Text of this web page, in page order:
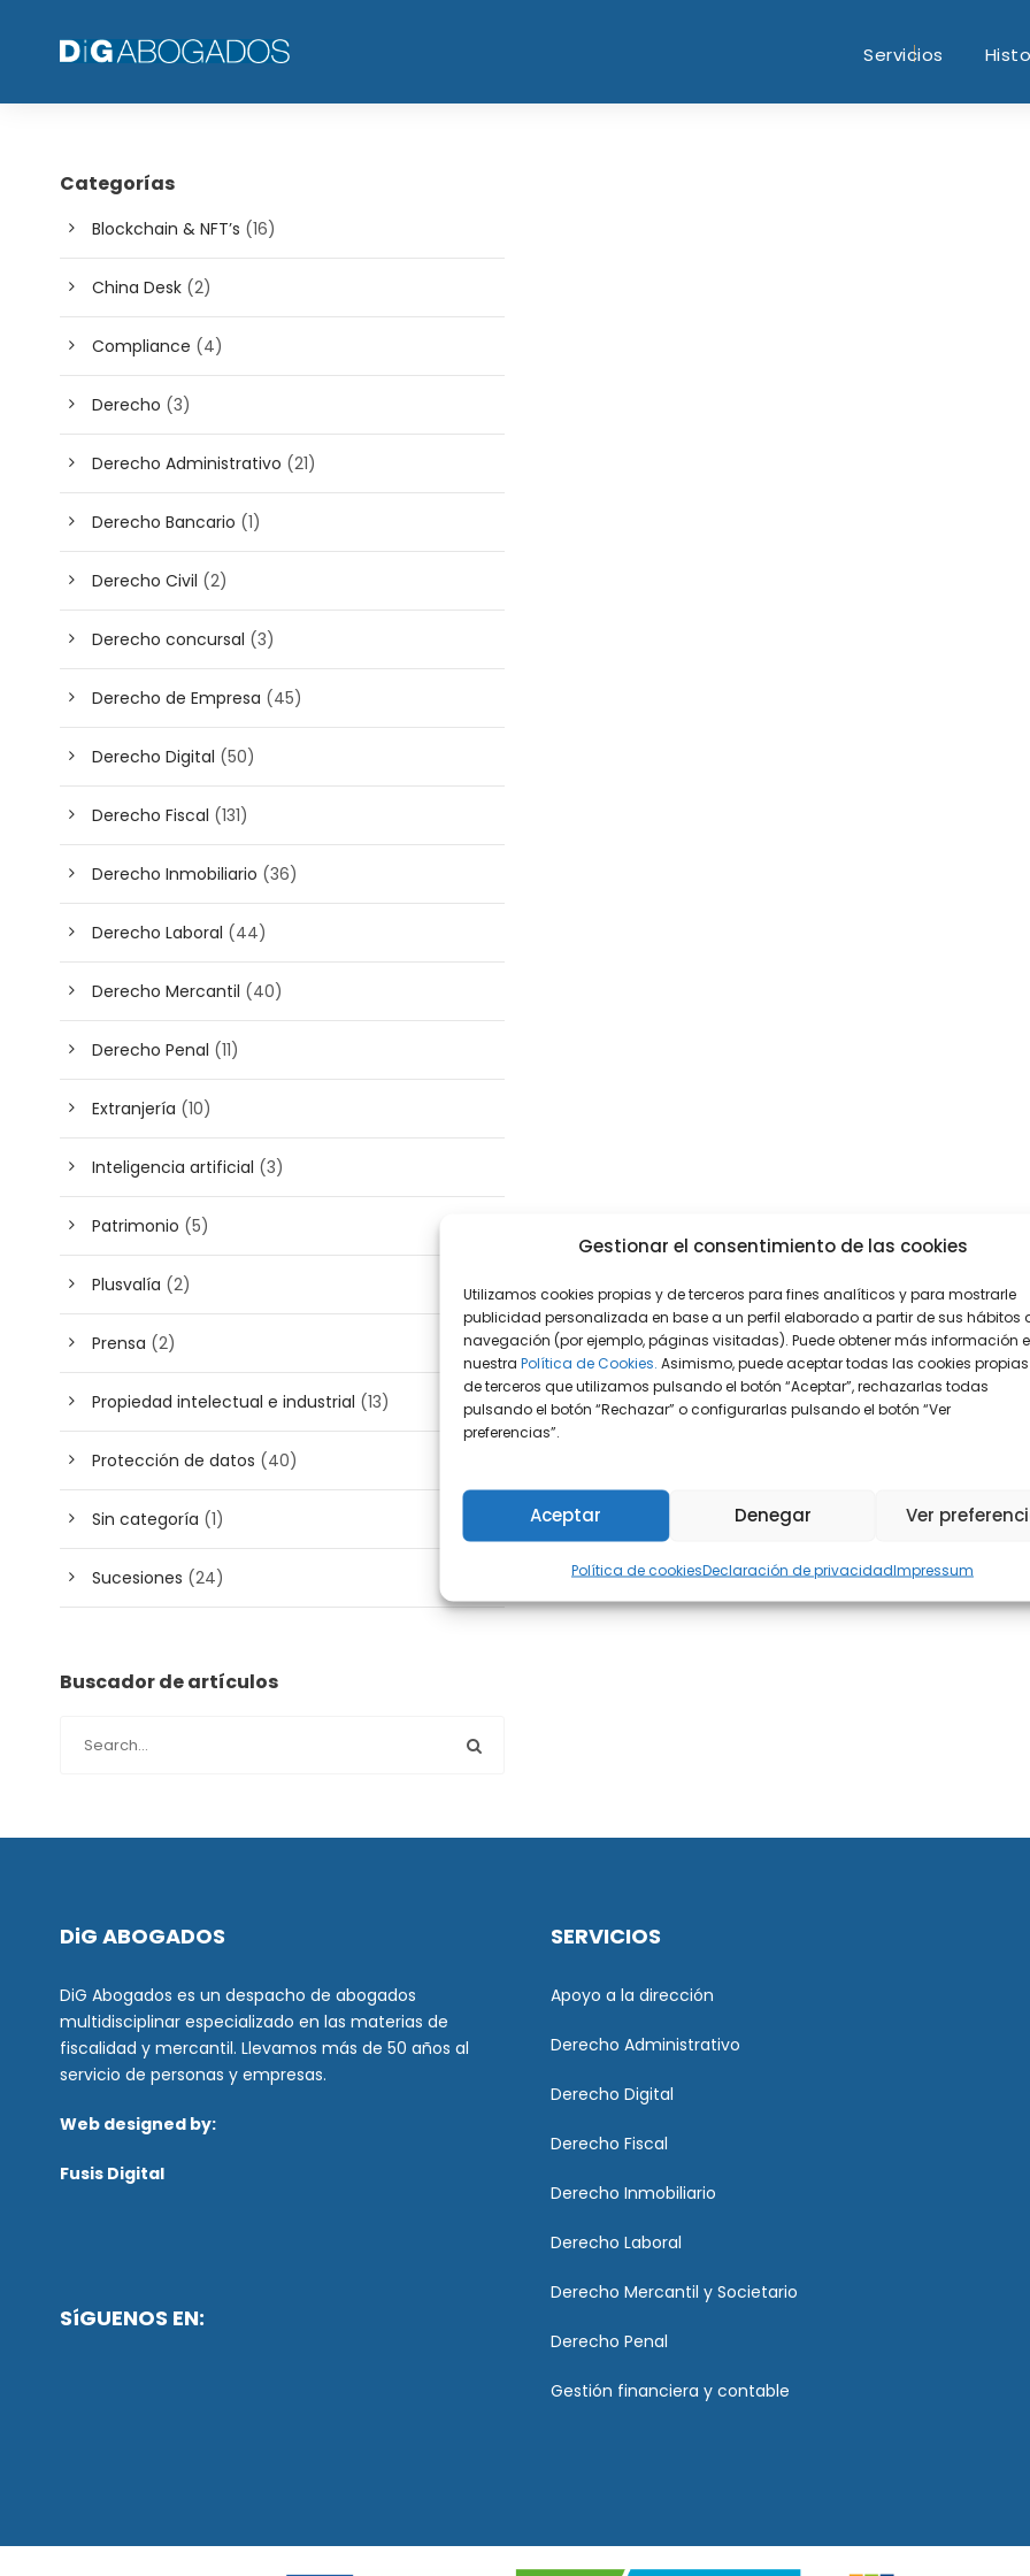
Gestionar el consentimiento de las cookies
Utilizamos cookies propias y de terceros para fines analíticos y para mostrarle
publicidad personalizada en base a un perfil elaborado a partir de sus hábitos
navegación (por ejemplo, páginas visitadas). Puede obtener más información
nuestra Política de Cookies. Asimismo, puede aceptar todas las cookies
de terceros que utilizamos pulsando el botón “Aceptar”, rechazarlas todas
pulsando el botón “Rechazar” o configurarlas pulsando el botón “Ver
preferencias”.
Aceptar Denegar Ver
Política de cookiesDeclaración de privacidadImpressum
Servicios
Categorías
Blockchain & NFT’s (16)
China Desk (2)
Compliance (4)
Derecho (3)
Derecho Administrativo (21)
Derecho Bancario (1)
Derecho Civil (2)
Derecho concursal (3)
Derecho de Empresa (45)
Derecho Digital (50)
Derecho Fiscal (131)
Derecho Inmobiliario (36)
Derecho Laboral (44)
Derecho Mercantil (40)
Derecho Penal (11)
Extranjería (10)
Inteligencia artificial (3)
Patrimonio (5)
Plusvalía (2)
Prensa (2)
Propiedad intelectual e industrial (13)
Protección de datos (40)
Sin categoría (1)
Sucesiones (24)
Buscador de artículos
DiG ABOGADOS
DiG Abogados es un despacho de abogados
multidisciplinar especializado en las materias de
fiscalidad y mercantil. Llevamos más de 50 años al
servicio de personas y empresas.
Web designed by:
Fusis Digital
SíGUENOS EN:
SERVICIOS
Apoyo a la dirección
Derecho Administrativo
Derecho Digital
Derecho Fiscal
Derecho Inmobiliario
Derecho Laboral
Derecho Mercantil y Societario
Derecho Penal
Gestión financiera y contable